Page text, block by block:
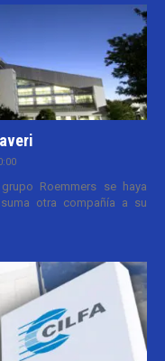
Roemmers se haya
otra compañía a su